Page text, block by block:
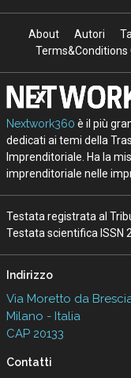
About Autori
Nextwork360 è il più
dedicati ai temi della
Imprenditoriale. Ha la
imprenditoriale nelle
Testata registrata al
Testata scientifica ISSN
Indirizzo
Via Moretto da
Milano - Italia
CAP 20133
Contatti